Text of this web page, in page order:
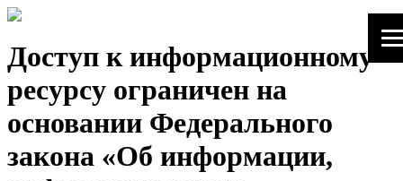
Доступ к информационному
ресурсу ограничен на
основании Федерального
закона «Об информации,